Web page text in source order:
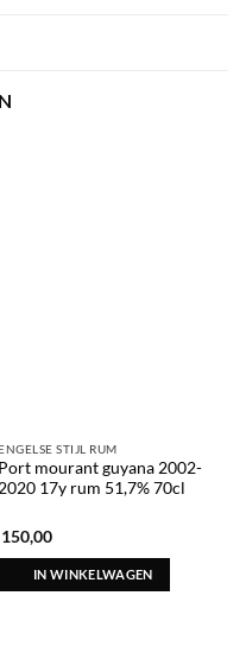
STIJL RUM
Port mourant guyana 2002-
17y rum 51,7% 70cl
150,00
IN WINKELWAGEN